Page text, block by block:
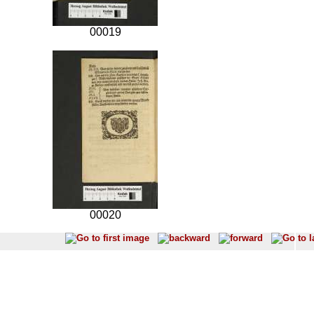
00019
00020